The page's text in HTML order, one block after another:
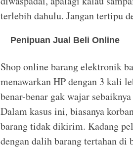
terlebih dahulu. Jangan tertipu
Penipuan Jual Beli Online
Shop online barang elektronik
menawarkan HP dengan 3 kali
benar-benar gak wajar
Dalam kasus ini, biasanya
barang tidak dikirim. Kadang
dengan dalih barang tertahan di